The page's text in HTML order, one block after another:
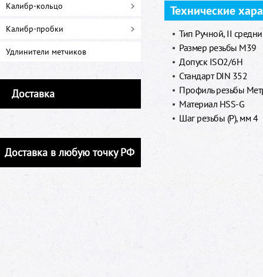
Калибр-кольцо
Калибр-пробки
Удлинители метчиков
Доставка
Доставка в любую точку РФ
Технические
Тип Ручной, II
Размер резьбы M39
Допуск ISO2/6H
Стандарт DIN 352
Профиль резьбы
Материал HSS-G
Шаг резьбы (P), мм 4